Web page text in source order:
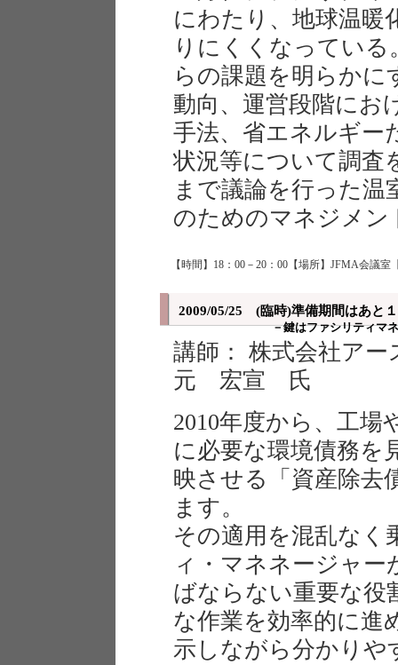
にわたり、地球温暖
りにくくなってい
らの課題を明らかに
動向、運営段階にお
手法、省エネルギー
状況等について調査
まで議論を行った温
のためのマネジメ
【時間】18：00－20：00【場所】JFMA会議
2009/05/25 (臨時)準備期間はあと
－鍵はファシリティマ
講師： 株式会社ア
元 宏宣 氏
2010年度から、工場
に必要な環境債務を
映させる「資産除去
ます。
その適用を混乱なく
ィ・マネネージャ
ばならない重要な役
な作業を効率的に進
示しながら分かりや